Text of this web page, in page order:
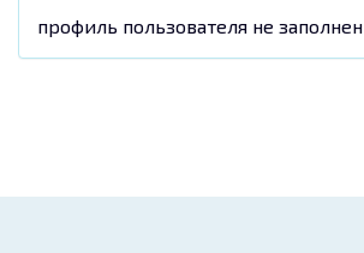
профиль пользователя не заполнен